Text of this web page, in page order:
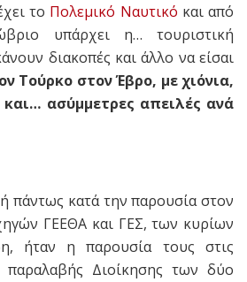
το Πολεμικό Ναυτικό και από
υπάρχει η… τουριστική
διακοπές και άλλο να είσαι
Τούρκο στον Έβρο, με χιόνια,
ασύμμετρες απειλές ανά
πάντως κατά την παρουσία στον
ΓΕΕΘΑ και ΓΕΣ, των κυρίων
ήταν η παρουσία τους στις
παραλαβής Διοίκησης των δύο